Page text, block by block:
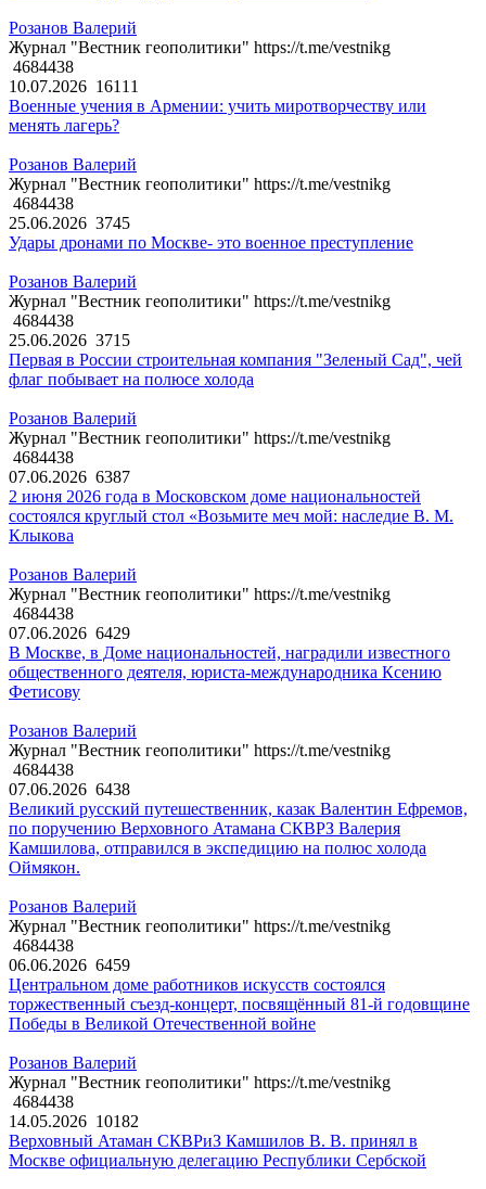
Розанов Валерий
Журнал "Вестник геополитики" https://t.me/vestnikg
4684438
10.07.2026 16111
Военные учения в Армении: учить миротворчеству или
менять лагерь?
Розанов Валерий
Журнал "Вестник геополитики" https://t.me/vestnikg
4684438
25.06.2026 3745
Удары дронами по Москве- это военное преступление
Розанов Валерий
Журнал "Вестник геополитики" https://t.me/vestnikg
4684438
25.06.2026 3715
Первая в России строительная компания "Зеленый Сад", чей
флаг побывает на полюсе холода
Розанов Валерий
Журнал "Вестник геополитики" https://t.me/vestnikg
4684438
07.06.2026 6387
2 июня 2026 года в Московском доме национальностей
состоялся круглый стол «Возьмите меч мой: наследие В. М.
Клыкова
Розанов Валерий
Журнал "Вестник геополитики" https://t.me/vestnikg
4684438
07.06.2026 6429
В Москве, в Доме национальностей, наградили известного
общественного деятеля, юриста-международника Ксению
Фетисову
Розанов Валерий
Журнал "Вестник геополитики" https://t.me/vestnikg
4684438
07.06.2026 6438
Великий русский путешественник, казак Валентин Ефремов,
по поручению Верховного Атамана СКВРЗ Валерия
Камшилова, отправился в экспедицию на полюс холода
Оймякон.
Розанов Валерий
Журнал "Вестник геополитики" https://t.me/vestnikg
4684438
06.06.2026 6459
Центральном доме работников искусств состоялся
торжественный съезд-концерт, посвящённый 81-й годовщине
Победы в Великой Отечественной войне
Розанов Валерий
Журнал "Вестник геополитики" https://t.me/vestnikg
4684438
14.05.2026 10182
Верховный Атаман СКВРиЗ Камшилов В. В. принял в
Москве официальную делегацию Республики Сербской